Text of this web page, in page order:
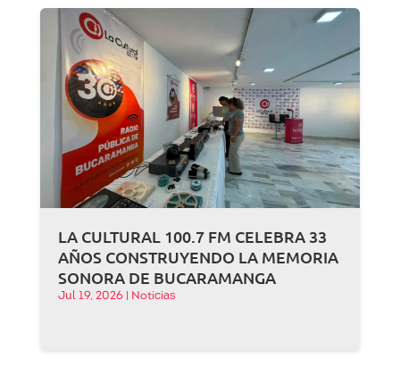
LA CULTURAL 100.7 FM CELEBRA 33
AÑOS CONSTRUYENDO LA MEMORIA
SONORA DE BUCARAMANGA
Jul 19, 2026 Noticias